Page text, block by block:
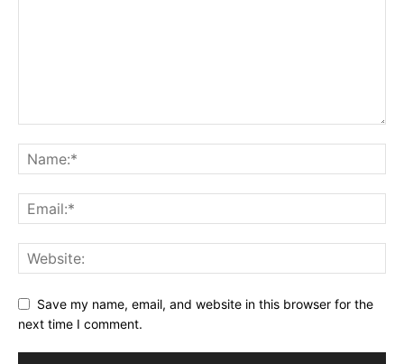
Save my name, email, and website in this browser for the
next time I comment.